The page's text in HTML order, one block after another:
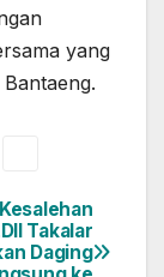
yang
Takalar
Daging